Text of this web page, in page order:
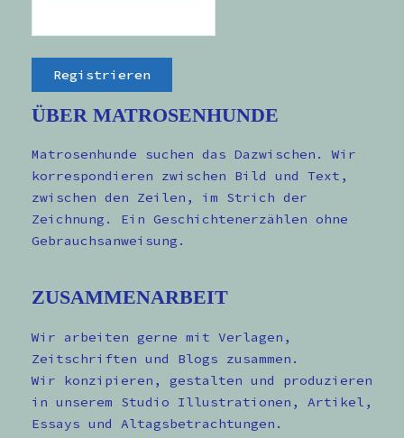
ÜBER MATROSENHUNDE
Matrosenhunde suchen das Dazwischen. Wir
korrespondieren zwischen Bild und Text,
zwischen den Zeilen, im Strich der
Zeichnung. Ein Geschichtenerzählen ohne
Gebrauchsanweisung.
ZUSAMMENARBEIT
Wir arbeiten gerne mit Verlagen,
Zeitschriften und Blogs zusammen.
Wir konzipieren, gestalten und produzieren
in unserem Studio Illustrationen, Artikel,
Essays und Altagsbetrachtungen.